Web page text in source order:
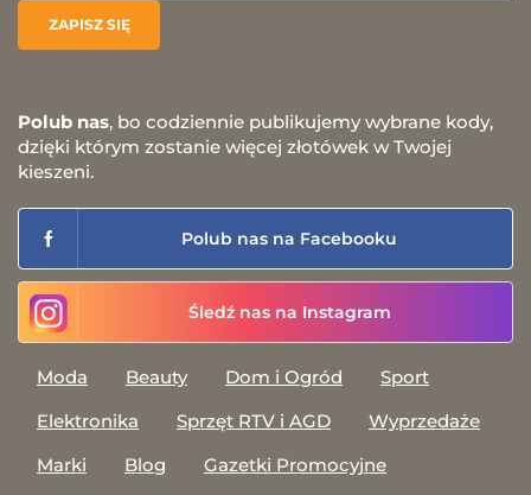
Polub nas, bo codziennie publikujemy wybrane kody,
dzięki którym zostanie więcej złotówek w Twojej
kieszeni.
Polub nas na Facebooku
Śledź nas na Instagram
Moda Beauty Dom i Ogród
Sport
Elektronika
Sprzęt RTV i AGD
Wyprzedaże
Marki
Blog
Gazetki Promocyjne